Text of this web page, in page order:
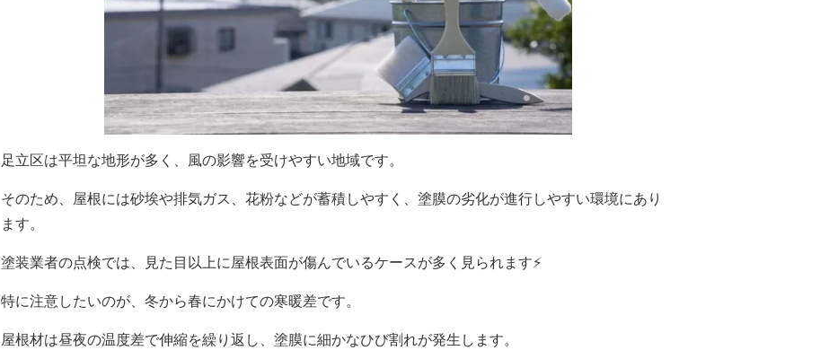
足立区は平坦な地形が多く、風の影響を受けやすい地域です。
そのため、屋根には砂埃や排気ガス、花粉などが蓄積しやすく、塗膜の劣化が進行しやすい環境にあり
ます。
塗装業者の点検では、見た目以上に屋根表面が傷んでいるケースが多く見られます⚡️
特に注意したいのが、冬から春にかけての寒暖差です。
屋根材は昼夜の温度差で伸縮を繰り返し、塗膜に細かなひび割れが発生します。